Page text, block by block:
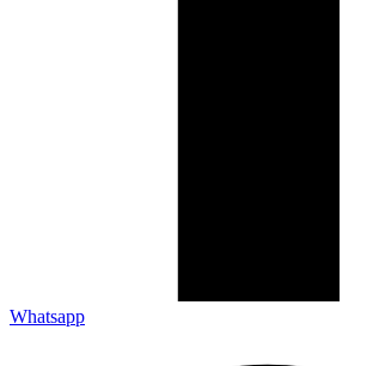
Whatsapp